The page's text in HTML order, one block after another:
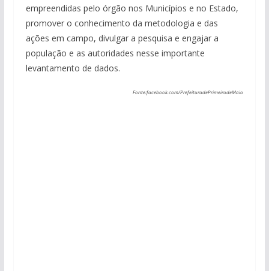
empreendidas pelo órgão nos Municípios e no Estado,
promover o conhecimento da metodologia e das
ações em campo, divulgar a pesquisa e engajar a
população e as autoridades nesse importante
levantamento de dados.
Fonte:facebook.com/PrefeituradePrimeirodeMaio